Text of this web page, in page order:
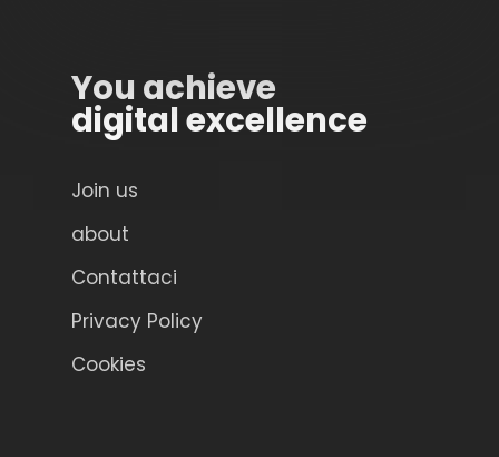
You achieve
digital excellence
Join us
about
Contattaci
Privacy Policy
Cookies